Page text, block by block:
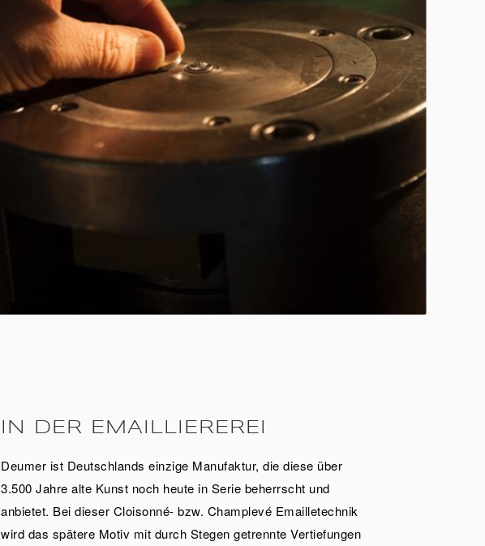
IN DER EMAILLIEREREI
Deumer ist Deutschlands einzige Manufaktur, die diese über
3.500 Jahre alte Kunst noch heute in Serie beherrscht und
anbietet. Bei dieser Cloisonné- bzw. Champlevé Emailletechnik
wird das spätere Motiv mit durch Stegen getrennte Vertiefungen